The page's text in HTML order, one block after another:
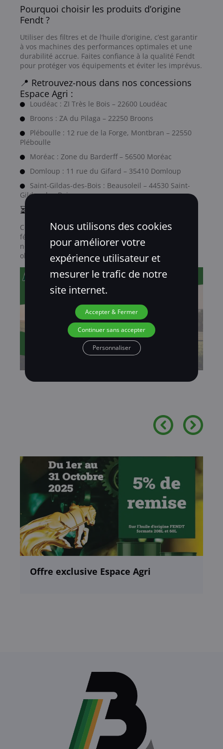
Pourquoi choisir les produits d’origine
Fendt ?
Utiliser des filtres et de l’huile d’origine, c’est garantir
à vos machines des performances optimales et une
durabilité accrue. Faites confiance à la qualité Fendt
pour protéger vos équipements et éviter les imprévus.
📍 Retrouvez-nous dans nos concessions
Espace Agri :
Loudéac : ZI Très le Bois – 22600 Loudéac
Broons : ZA du Pilaga – 22250 Broons
Pléboulle : 12 rue de la Forge, Montbran – 22550
Pléboulle
Moréac : Zone du Barderff – 56500 Moréac
Domloup : 11 rue du Gifard – 35410 Domloup
Saint-Gildas-des-Bois : Beausoleil – 44530 Saint-
Gildas-des-Bois
⏳ Ne manquez pas cette offre exclusive !
Ces promotions sont valables du 15 janvier au 15
février 2025 dans toutes nos concessions. Contactez-
nous dès maintenant pour passer commande ou
obtenir plus d’informations.
Offre exclusive Espace Agri
Nous utilisons des cookies
pour améliorer votre
expérience utilisateur et
mesurer le trafic de notre
site internet.
Accepter & Fermer
Continuer sans accepter
Personnaliser